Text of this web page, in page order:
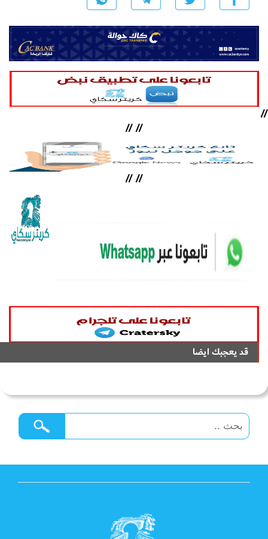
//
//
//
//
//
قد يعجبك ايضا